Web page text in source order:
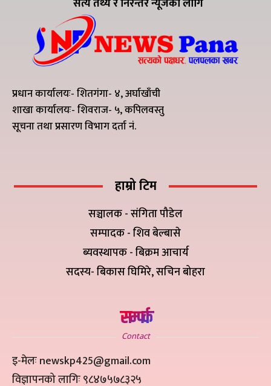
सत्य तथ्य र निरन्तर न्यूजका लागि
प्रधान कार्यालयः- शितगंगा- ४, अर्घाखाँची
शाखा कार्यालयः- शिवराज- ५, कपिलवस्तु
सूचना तथा प्रसारण विभाग दर्ता नं.
हाम्रो टिम
सञ्चालक - संगिता पौडेल
सम्पादक - शिव बेल्बासे
ब्यवस्थापक - बिक्रम आचार्य
सदस्य- बिकास घिमिरे, सचिन बोहरा
सम्पर्क
Contact
इ-मेलः newskp425@gmail.com
विज्ञापनको लागिः ९८४७५७८३२५